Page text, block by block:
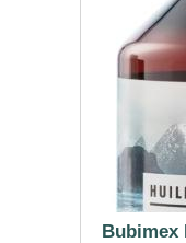
Bubimex